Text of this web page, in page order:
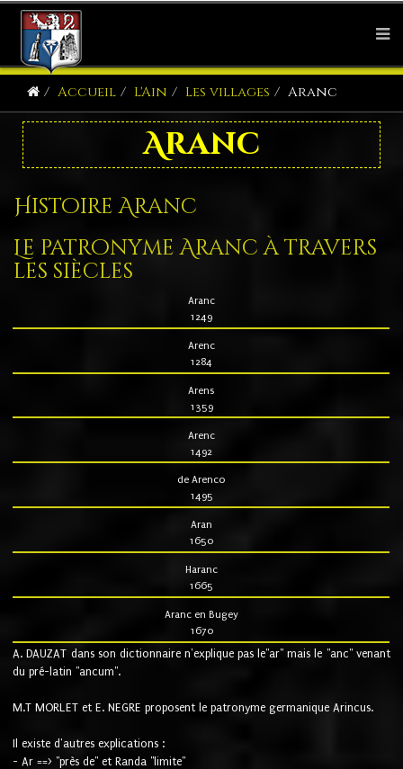
Accueil L'Ain Les villages Aranc
Aranc
Histoire Aranc
Le patronyme Aranc à travers
les siècles
Aranc
1249
Arenc
1284
Arens
1359
Arenc
1492
de Arenco
1495
Aran
1650
Haranc
1665
Aranc en Bugey
1670
A. DAUZAT dans son dictionnaire n'explique pas le"ar" mais le "anc" venant
du pré-latin "ancum".
M.T MORLET et E. NEGRE proposent le patronyme germanique Arincus.
Il existe d'autres explications :
- Ar ==> "près de" et Randa "limite"